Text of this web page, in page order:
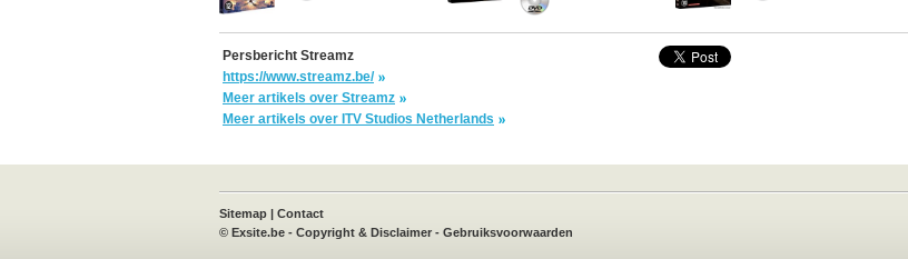
Persbericht Streamz
https://www.streamz.be/
Meer artikels over Streamz
Meer artikels over ITV Studios Netherlands
Sitemap | Contact
© Exsite.be - Copyright & Disclaimer - Gebruiksvoorwaarden